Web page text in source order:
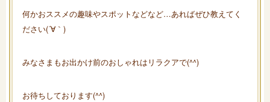
何かおススメの趣味やスポットなどなど…あればぜひ教えてく
ださい(´∀｀)
みなさまもお出かけ前のおしゃれはリラクアで(^^)
お待ちしております(^^)